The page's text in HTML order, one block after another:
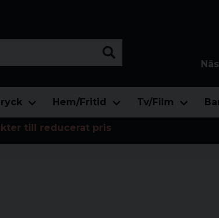
Hem/Fritid Tv/Film
till reducerat pris